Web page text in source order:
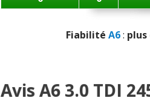
Fiabilité A6: plus
Avis A6 3.0 TDI